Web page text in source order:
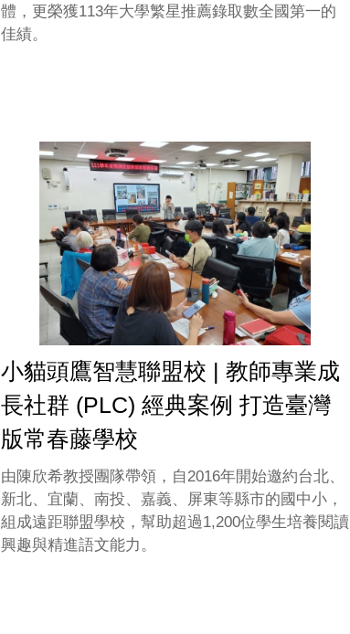
體，更榮獲113年大學繁星推薦錄取數全國第一的
佳績。
小貓頭鷹智慧聯盟校 | 教師專業成
長社群 (PLC) 經典案例 打造臺灣
版常春藤學校
由陳欣希教授團隊帶領，自2016年開始邀約台北、
新北、宜蘭、南投、嘉義、屏東等縣市的國中小，
組成遠距聯盟學校，幫助超過1,200位學生培養閱讀
興趣與精進語文能力。